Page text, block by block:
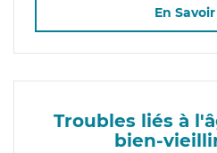
En
Troubles liés à
bien-